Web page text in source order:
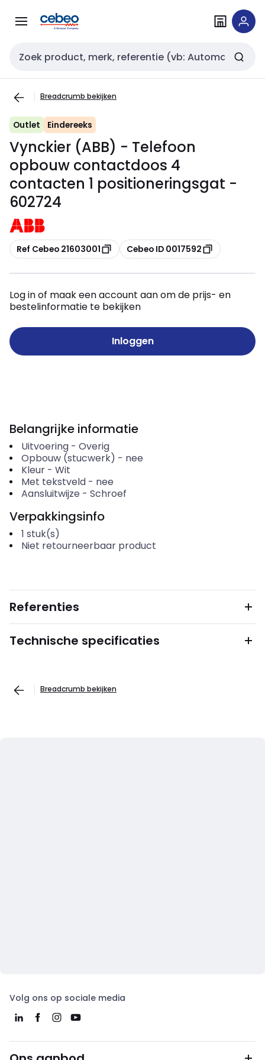
naar
naar
Zoekveld invoer
Breadcrumb bekijken
Outlet Eindereeks
Vynckier (ABB) - Telefoon
opbouw contactdoos 4
contacten 1 positioneringsgat -
602724
Kopiëren
Ref Cebeo 21603001 Kopiëren
Cebeo ID 0017592
Log in of maak een account aan om de prijs- en
bestelinformatie te bekijken
Inloggen
Belangrijke informatie
Uitvoering- Overig
Opbouw (stucwerk) - nee
Kleur- Wit
Met tekstveld- nee
Aansluitwijze - Schroef
Verpakkingsinfo
1 stuk(s)
Niet retourneerbaar product
Referenties
Technische specificaties
Breadcrumb bekijken
Volg ons op sociale media